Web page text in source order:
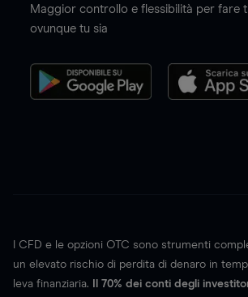
Maggior controllo e flessibilità per fare
ovunque tu sia
I CFD e le opzioni OTC sono strumenti
un elevato rischio di perdita di denaro in
leva finanziaria.
Il 70% dei conti degli